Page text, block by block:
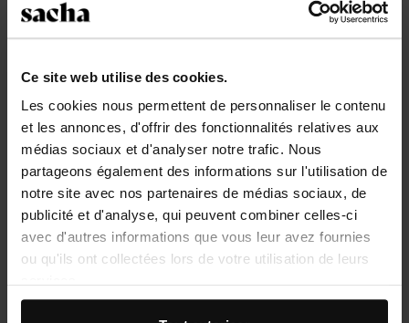
Ce site web utilise des cookies.
Les cookies nous permettent de personnaliser le contenu
et les annonces, d'offrir des fonctionnalités relatives aux
médias sociaux et d'analyser notre trafic. Nous
partageons également des informations sur l'utilisation de
notre site avec nos partenaires de médias sociaux, de
publicité et d'analyse, qui peuvent combiner celles-ci
avec d'autres informations que vous leur avez fournies
ou qu'ils ont collectées lors de votre utilisation de leurs
Sélectionnez votre taille
Service d'assistance
Délai de rétractation de 14 jours
Description du produit
Ces baskets de Sacha ont trois bandes velcro. La tige
a un imprimé léopard avec des détails blancs et